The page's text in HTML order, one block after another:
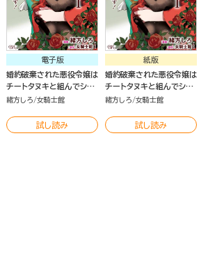
電子版
婚約破棄された悪役令嬢は
チートタヌキと組んでショ
タ王子を盛り立てます！
緒方しろ 女騎士館
試し読み
紙版
婚約破棄された悪役令嬢は
チートタヌキと組んでショ
タ王子を盛り立てます！
緒方しろ 女騎士館
試し読み